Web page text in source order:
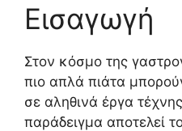
Εισαγωγή
Στον κόσμο της
πιο απλά πιάτα
σε αληθινά έργα
παράδειγμα αποτελεί